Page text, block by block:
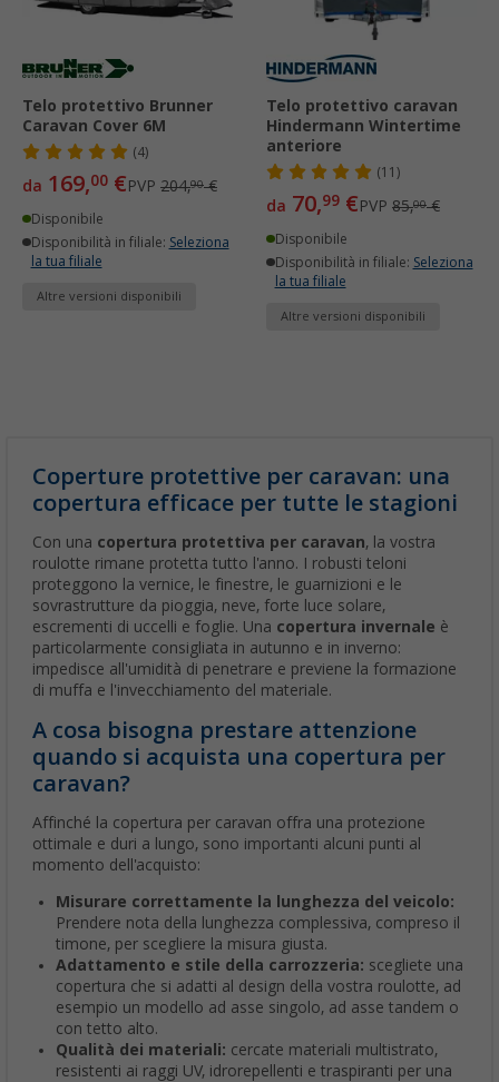
Telo protettivo Brunner
Caravan Cover 6M
(4)
da 169,00 €PVP 204,90€
Disponibile
Disponibilità in filiale: Seleziona
la tua filiale
Altre versioni disponibili
Telo protettivo caravan
Hindermann Wintertime
anteriore
(11)
da 70,99 €PVP 85,00€
Disponibile
Disponibilità in filiale: Seleziona
la tua filiale
Altre versioni disponibili
Coperture protettive per caravan: una
copertura efficace per tutte le stagioni
Con una copertura protettiva per caravan, la vostra
roulotte rimane protetta tutto l'anno. I robusti teloni
proteggono la vernice, le finestre, le guarnizioni e le
sovrastrutture da pioggia, neve, forte luce solare,
escrementi di uccelli e foglie. Una copertura invernale è
particolarmente consigliata in autunno e in inverno:
impedisce all'umidità di penetrare e previene la formazione
di muffa e l'invecchiamento del materiale.
A cosa bisogna prestare attenzione
quando si acquista una copertura per
caravan?
Affinché la copertura per caravan offra una protezione
ottimale e duri a lungo, sono importanti alcuni punti al
momento dell'acquisto:
Misurare correttamente la lunghezza del veicolo:
Prendere nota della lunghezza complessiva, compreso il
timone, per scegliere la misura giusta.
Adattamento e stile della carrozzeria: scegliete una
copertura che si adatti al design della vostra roulotte, ad
esempio un modello ad asse singolo, ad asse tandem o
con tetto alto.
Qualità dei materiali: cercate materiali multistrato,
resistenti ai raggi UV, idrorepellenti e traspiranti per una